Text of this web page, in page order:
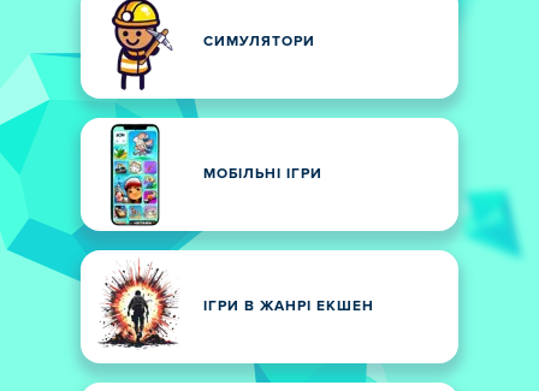
СИМУЛЯТОРИ
МОБІЛЬНІ ІГРИ
ІГРИ В ЖАНРІ ЕКШЕН